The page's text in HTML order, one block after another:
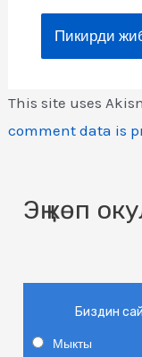
This site uses
comment data is
Эң көп
Биздин
Мыкты